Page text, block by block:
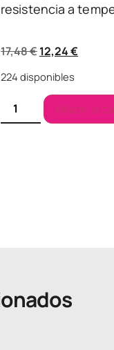
resistencia a
17,48€12,24€
224 disponibles
Añadir al